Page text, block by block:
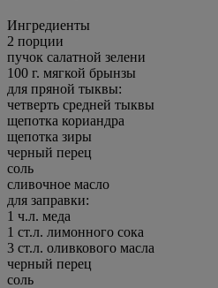
Ингредиенты
2 порции
пучок салатной зелени
100 г. мягкой брынзы
для пряной тыквы:
четверть средней тыквы
щепотка кориандра
щепотка зиры
черный перец
соль
сливочное масло
для заправки:
1 ч.л. меда
1 ст.л. лимонного сока
3 ст.л. оливкового масла
черный перец
соль